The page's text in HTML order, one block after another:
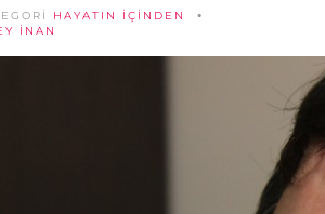
HAYATIN İÇINDEN
İNAN